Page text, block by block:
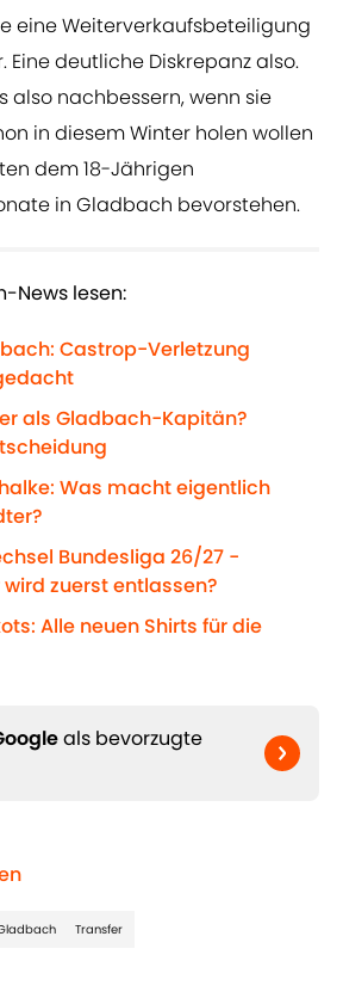
eine Weiterverkaufsbeteiligung
Eine deutliche Diskrepanz also.
also nachbessern, wenn sie
in diesem Winter holen wollen
dem 18-Jährigen
in Gladbach bevorstehen.
News lesen:
Castrop-Verletzung
als Gladbach-Kapitän?
Was macht eigentlich
Bundesliga 26/27 -
zuerst entlassen?
Alle neuen Shirts für die
als bevorzugte
Transfer